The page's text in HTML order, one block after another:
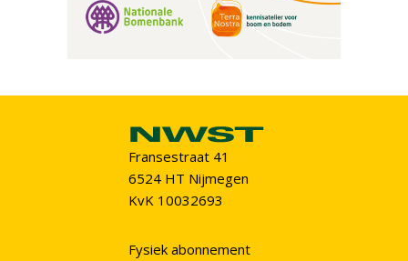
Fransestraat 41
6524 HT Nijmegen
KvK 10032693
Fysiek abonnement